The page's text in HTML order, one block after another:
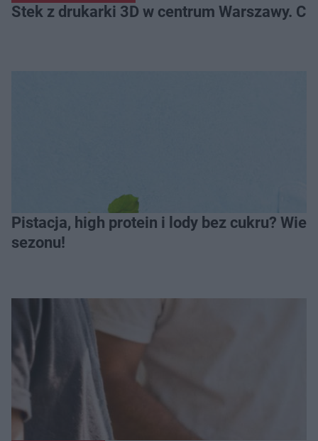
Stek z drukarki 3D w centrum Warszawy.
Pistacja, high protein i lody bez cukru?
sezonu!